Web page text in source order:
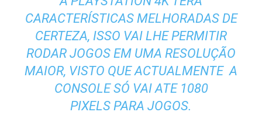
CARACTERÍSTICAS MELHORADAS DE
CERTEZA, ISSO VAI LHE PERMITIR
RODAR JOGOS EM UMA RESOLUÇÃO
MAIOR, VISTO QUE ACTUALMENTE A
CONSOLE SÓ VAI ATE 1080
PIXELS PARA JOGOS.